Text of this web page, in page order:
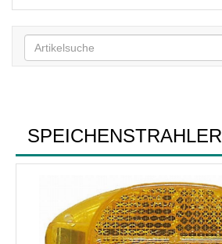
SPEICHENSTRAHLER